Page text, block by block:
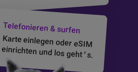
Telefonieren & surfen
Karte einlegen odereSIM
einrichten und los geht’ s.